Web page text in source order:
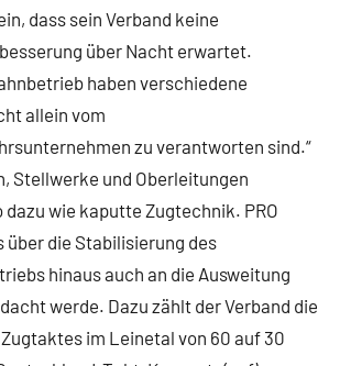
dass sein Verband keine
über Nacht erwartet.
haben verschiedene
allein vom
zu verantworten sind.“
Stellwerke und Oberleitungen
dazu wie kaputte Zugtechnik. PRO
über die Stabilisierung des
hinaus auch an die Ausweitung
werde. Dazu zählt der Verband die
im Leinetal von 60 auf 30